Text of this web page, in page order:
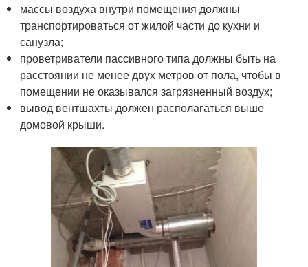
массы воздуха внутри помещения должны
транспортироваться от жилой части до кухни и
санузла;
проветриватели пассивного типа должны быть на
расстоянии не менее двух метров от пола, чтобы в
помещении не оказывался загрязненный воздух;
вывод вентшахты должен располагаться выше
домовой крыши.